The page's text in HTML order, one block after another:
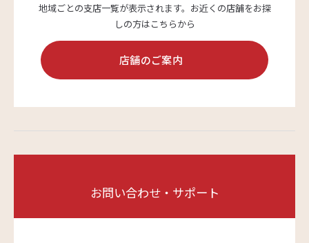
地域ごとの支店一覧が表示されます。 お近くの店舗をお探
しの方はこちらから
店舗のご案内
お問い合わせ・サポート